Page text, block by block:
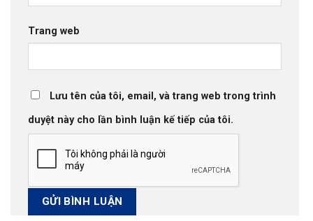
Trang web
Lưu tên của tôi, email, và trang web trong trình
duyệt này cho lần bình luận kế tiếp của tôi.